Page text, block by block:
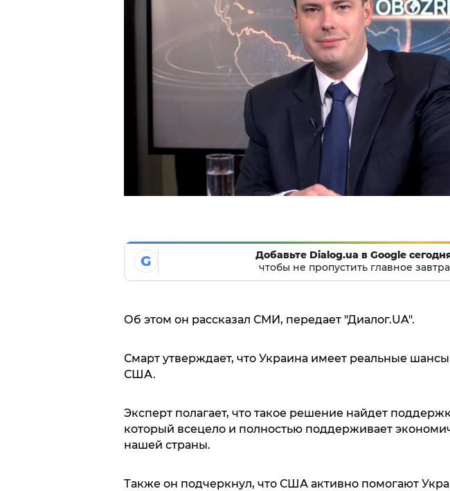
G
Добавьте Dialog.ua в Google
чтобы не пропустить главное
Об этом он рассказал СМИ, передает "Диалог.UA".
Смарт утверждает, что Украина имеет реальные
США.
Эксперт полагает, что такое решение найдет
который всецело и полностью поддерживает
нашей страны.
Также он подчеркнул, что США активно помогают